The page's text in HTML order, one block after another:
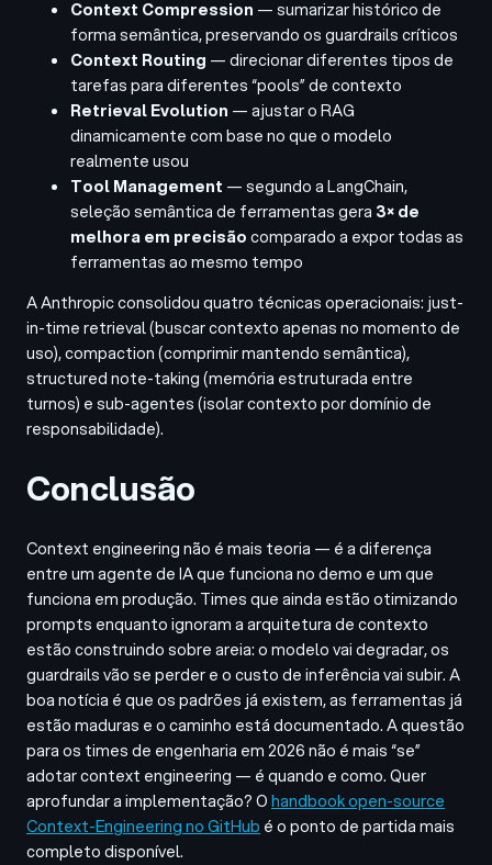
Context Compression — sumarizar histórico de
forma semântica, preservando os guardrails críticos
Context Routing — direcionar diferentes tipos de
tarefas para diferentes “pools” de contexto
Retrieval Evolution — ajustar o RAG
dinamicamente com base no que o modelo
realmente usou
Tool Management — segundo a LangChain,
seleção semântica de ferramentas gera 3× de
melhora em precisãocomparado a expor todas as
ferramentas ao mesmo tempo
A Anthropic consolidou quatro técnicas operacionais: just-
in-time retrieval (buscar contexto apenas no momento de
uso), compaction (comprimir mantendo semântica),
structured note-taking (memória estruturada entre
turnos) e sub-agentes (isolar contexto por domínio de
responsabilidade).
Conclusão
Context engineering não é mais teoria — é a diferença
entre um agente de IA que funciona no demo e um que
funciona em produção. Times que ainda estão otimizando
prompts enquanto ignoram a arquitetura de contexto
estão construindo sobre areia: o modelo vai degradar, os
guardrails vão se perder e o custo de inferência vai subir. A
boa notícia é que os padrões já existem, as ferramentas já
estão maduras e o caminho está documentado. A questão
para os times de engenharia em 2026 não é mais “se”
adotar context engineering — é quando e como. Quer
aprofundar a implementação? Ohandbook open-source
Context-Engineering no GitHub é o ponto de partida mais
completo disponível.